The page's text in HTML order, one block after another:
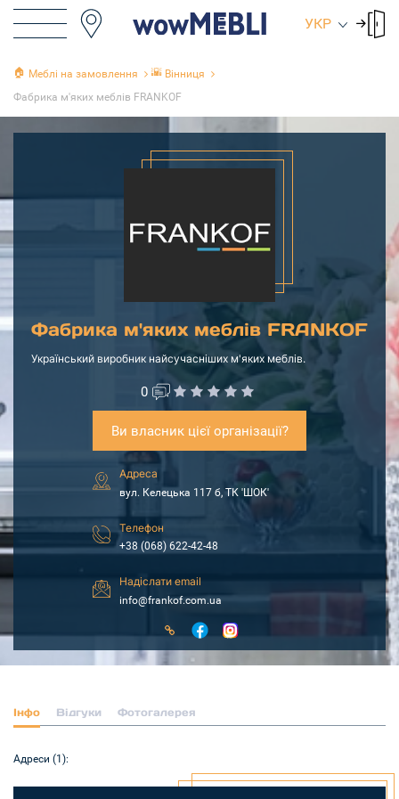
УКР
🏠 Меблі на замовлення 🌇 Вінниця
Фабрика м'яких меблів FRANKOF
Фабрика м'яких меблів FRANKOF
Український виробник найсучасніших м'яких меблів.
0
Ви власник цієї організації?
Адреса
вул. Келецька 117 б, ТК 'ШОК'
Телефон
+38 (068) 622-42-48
Надіслати email
info@frankof.com.ua
Інфо Відгуки Фотогалерея
Адреси (1):